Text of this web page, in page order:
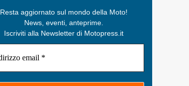
Resta aggiornato sul mondo della Moto!
News, eventi, anteprime.
Iscriviti alla Newsletter di Motopress.it